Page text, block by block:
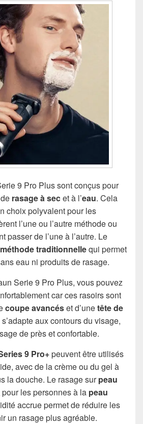
9 Pro Plus sont conçus pour
rasage à secet à l’eau. Cela
choix polyvalent pour les
l’une ou l’autre méthode ou
passer de l’une à l’autre. Le
méthode traditionnellequi permet
eau ni produits de rasage.
Serie 9 Pro Plus, vous pouvez
car ces rasoirs sont
coupe avancéset d’unetête de
aux contours du visage,
de près et confortable.
9 Pro+peuvent être utilisés
avec de la crème ou du gel à
la douche. Le rasage surpeau
les personnes à la peau
accrue permet de réduire les
un rasage plus agréable.